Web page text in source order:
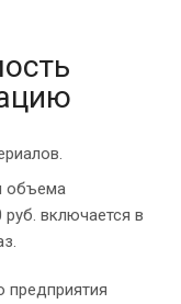
объема
включается в
предприятия